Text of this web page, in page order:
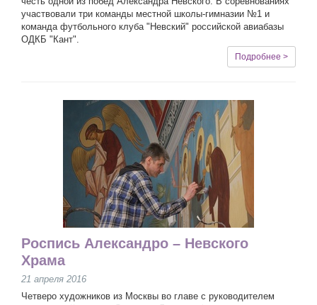
участвовали три команды местной школы-гимназии №1 и
команда футбольного клуба "Невский" российской авиабазы
ОДКБ "Кант".
Подробнее >
Роспись Александро – Невского
Храма
21 апреля 2016
Четверо художников из Москвы во главе с руководителем